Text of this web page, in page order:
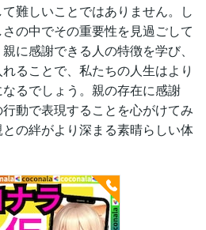
難しいことではありません。し
の中でその重要性を見過ごして
に感謝できる人の特徴を学び、
ることで、私たちの人生はより
るでしょう。親の存在に感謝
動で表現することを心がけてみ
の絆がより深まる素晴らしい体